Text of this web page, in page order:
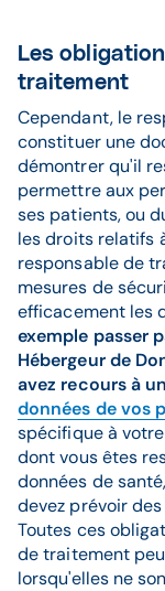
Les
traitement
Cependant, le
constituer une
démontrer qu'il
permettre aux
ses patients, ou
les droits relatifs
responsable de
mesures de
efficacement les
exemple passer
Hébergeur de
avez recours à
données de vos
spécifique à
dont vous êtes
données de
devez prévoir
Toutes ces
de traitement
lorsqu'elles ne